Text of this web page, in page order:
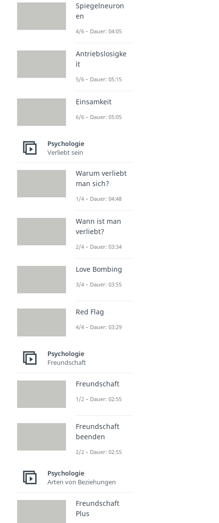
Spiegelneuron
en
4/6 – Dauer: 04:05
Antriebslosigke
it
5/6 – Dauer: 05:15
Einsamkeit
6/6 – Dauer: 05:05
Psychologie
Verliebt sein
Warum verliebt
man sich?
1/4 – Dauer: 04:48
Wann ist man
verliebt?
2/4 – Dauer: 03:34
Love Bombing
3/4 – Dauer: 03:55
Red Flag
4/4 – Dauer: 03:29
Psychologie
Freundschaft
Freundschaft
1/2 – Dauer: 02:55
Freundschaft
beenden
2/2 – Dauer: 02:55
Psychologie
Arten von Beziehungen
Freundschaft
Plus